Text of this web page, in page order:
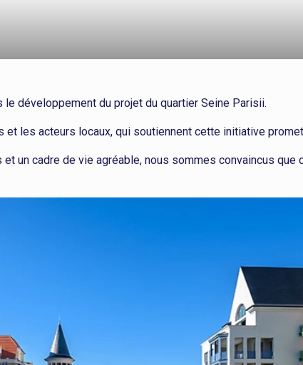
le développement du projet du quartier Seine Parisii.
les acteurs locaux, qui soutiennent cette initiative
un cadre de vie agréable, nous sommes convaincus que